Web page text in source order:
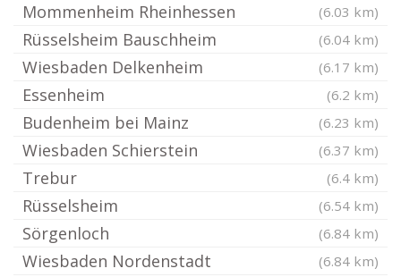
Mommenheim Rheinhessen (6.03 km)
Rüsselsheim Bauschheim (6.04 km)
Wiesbaden Delkenheim (6.17 km)
Essenheim (6.2 km)
Budenheim bei Mainz (6.23 km)
Wiesbaden Schierstein (6.37 km)
Trebur (6.4 km)
Rüsselsheim (6.54 km)
Sörgenloch (6.84 km)
Wiesbaden Nordenstadt (6.84 km)